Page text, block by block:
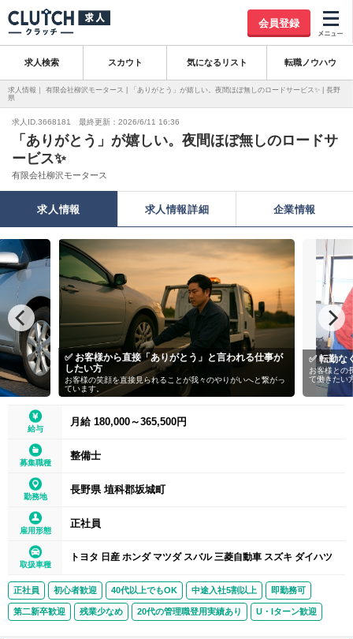
会員登録
求人検索 スカウト 気になるリスト 転職ノウハウ
求人情報｜ 有限会社柳沢モータース | 「ありがとう」が嬉しい。夜間ほぼ無しのロードサービス✨ | 長野
県
求人ID.3668181 最終更新：2026/6/11 16:36
「ありがとう」が嬉しい。夜間ほぼ無しのロードサ
ービス✨
有限会社柳沢モータース
求人情報 求人情報詳細 企業情報
✅ お客様から直接「ありがとう」と言われる仕事が
したい方
お客様の笑顔を直接見られることが我々のやりがいへと繋がっ
ています。
✅ 転勤なく安心し
お客様との長いお付き
て働きたい方におすすめ
給与
月給 180,000～365,500円
募集職種
整備士
勤務地
長野県 埴科郡坂城町
雇用形態
正社員
取扱車種
トヨタ 日産 ホンダ マツダ スバル 三菱自動車 スズキ ダイハツ
正社員 初心者歓迎 40代以上でもOK 中途入社5割以上 即勤務可
第二新卒歓迎 残業少なめ 20代の管理職登用実績あり U・Iターン歓迎